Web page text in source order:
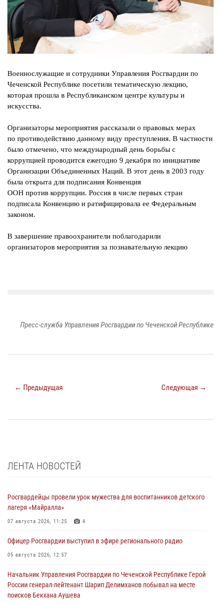
Военнослужащие и сотрудники Управления Росгвардии по
Чеченской Республике посетили тематическую лекцию,
которая прошла в Республиканском центре культуры и
искусства.
Организаторы мероприятия рассказали о правовых мерах
по противодействию данному виду преступления. В частности
было отмечено, что международный день борьбы с
коррупцией проводится ежегодно 9 декабря по инициативе
Организации Объединенных Наций. В этот день в 2003 году
была открыта для подписания Конвенция
ООН против коррупции. Россия в числе первых стран
подписала Конвенцию и ратифицировала ее Федеральным
законом.
В завершение правоохранители поблагодарили
организаторов мероприятия за познавательную лекцию
Пресс-служба Управления Росгвардии по Чеченской Республике
← Предыдущая Следующая →
ЛЕНТА НОВОСТЕЙ
Росгвардейцы провели урок мужества для воспитанников детского
лагеря «Майралла»
07 августа 2026, 11:25 4
Офицер Росгвардии выступил в эфире регионального радио
05 августа 2026, 12:57
Начальник Управления Росгвардии по Чеченской Республике Герой
России генерал-лейтенант Шарип Делимханов побывал на месте
поисков Бекхана Аушева